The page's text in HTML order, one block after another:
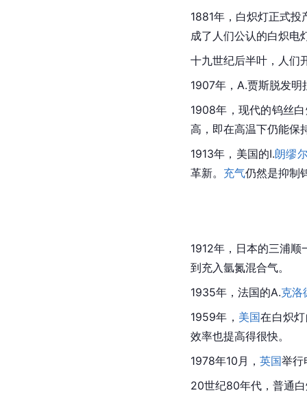
1881年，白炽灯正式
成了人们公认的白炽电
十九世纪后半叶，人们
1907年，A.贾斯脱发
1908年，现代的钨丝
高，即在高温下仍能保
1913年，美国的I.朗缪
革新。 充气仍然是抑制
1912年，日本的三浦
到充入氩氮混合气。
1935年，法国的A.克洛
1959年， 美国在白炽
效率也提高得很快。
1978年10月， 英国举行
20世纪80年代，普通